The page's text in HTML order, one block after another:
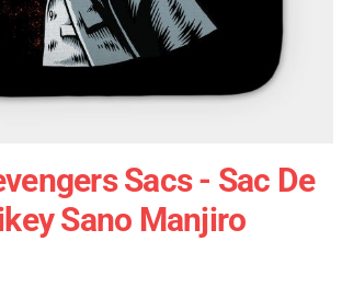
Sacs - Sac De
Sano Manjiro